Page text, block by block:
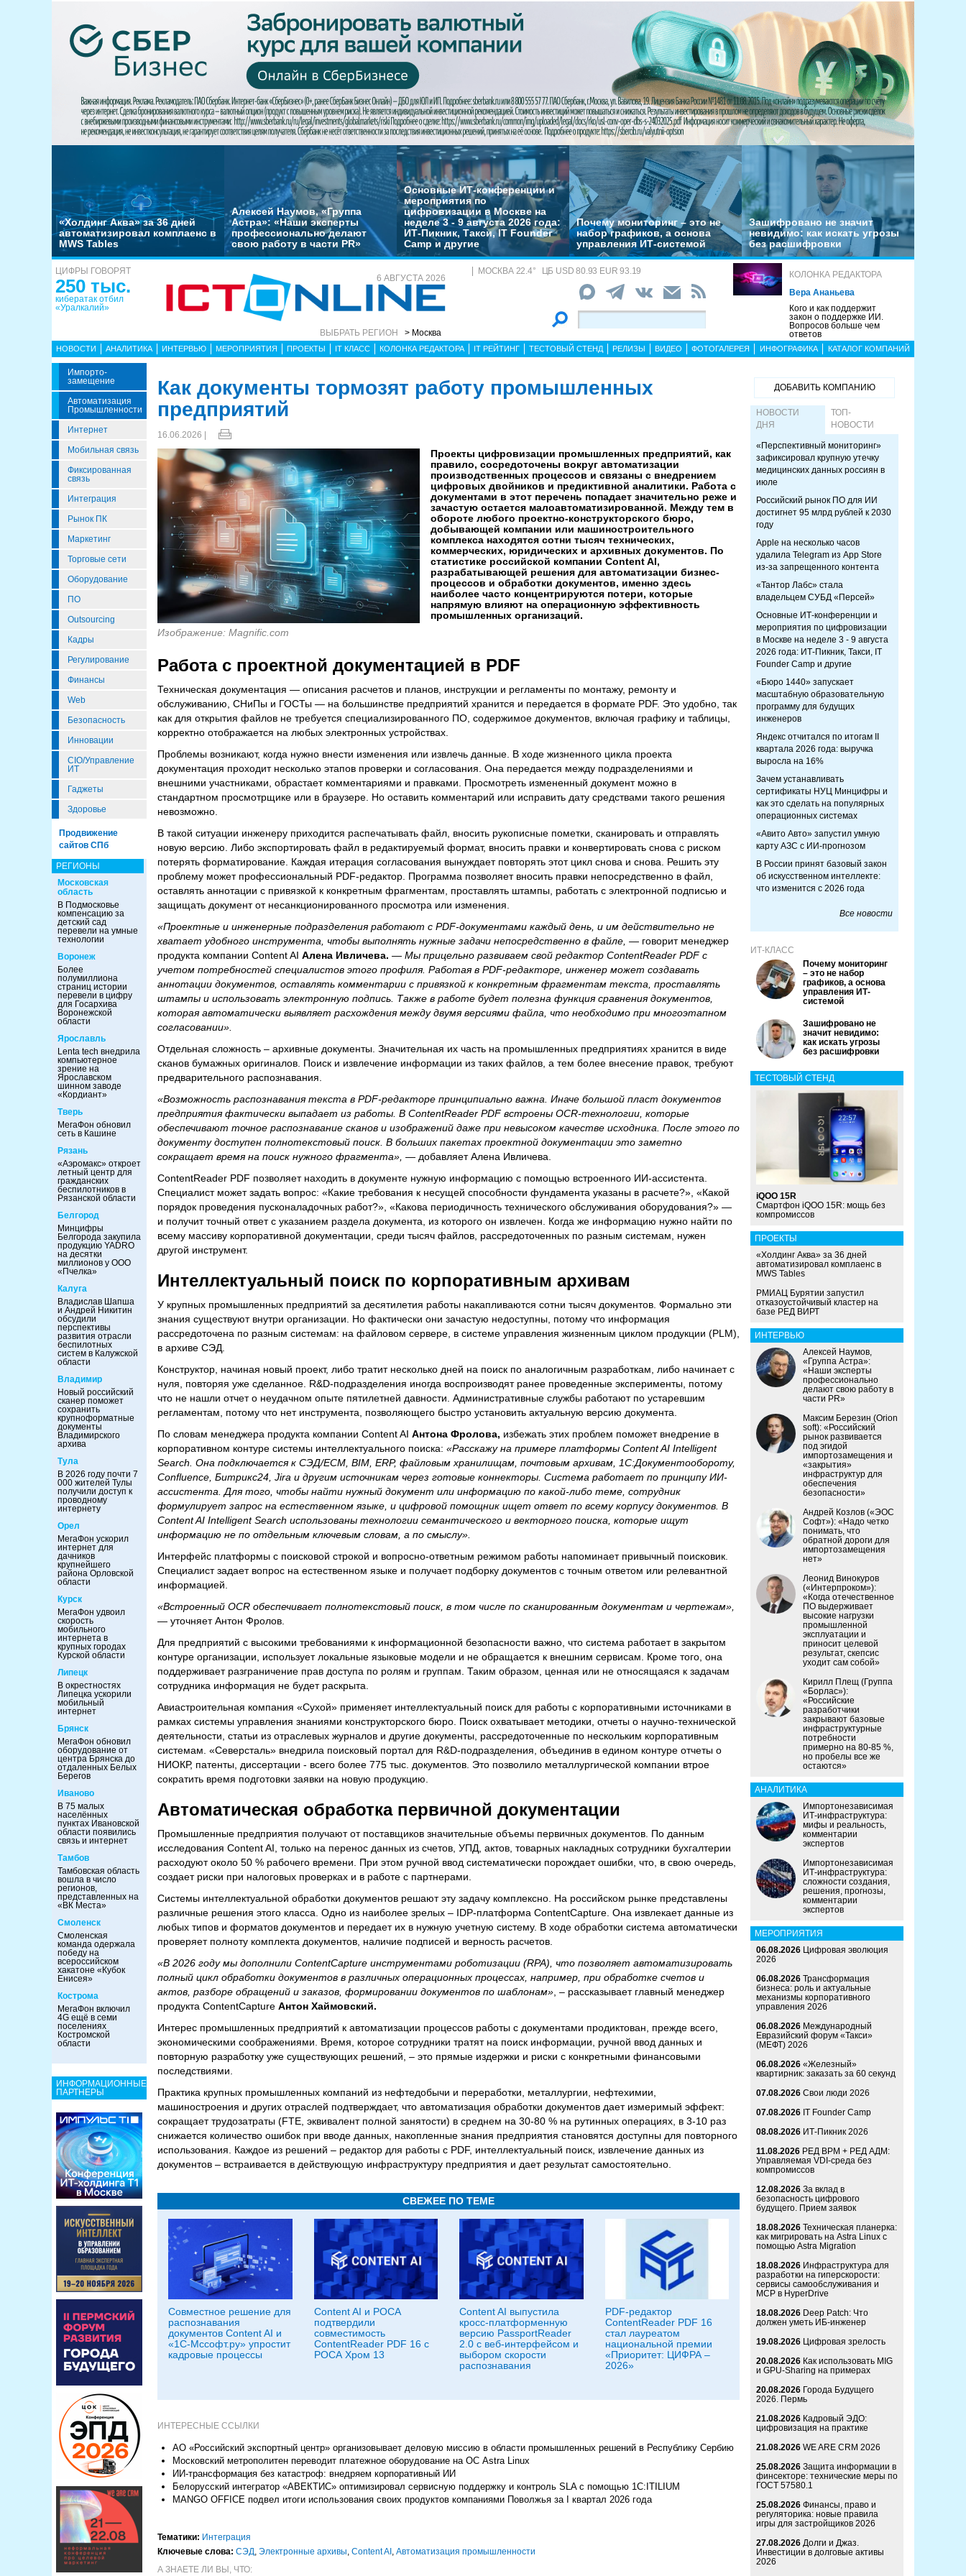
«Холдинг Аква» за 36 дней
автоматизировал комплаенс в
MWS Tables
Алексей Наумов, «Группа
Астра»: «Наши эксперты
профессионально делают
свою работу в части PR»
Основные ИТ-конференции и
мероприятия по
цифровизации в Москве на
неделе 3 - 9 августа 2026 года:
ИТ-Пикник, Такси, IT Founder
Camp и другие
Почему мониторинг – это не
набор графиков, а основа
управления ИТ-системой
Зашифровано не значит
невидимо: как искать угрозы
без расшифровки
ЦИФРЫ ГОВОРЯТ
250 тыс.
кибератак отбил
«Уралкалий»
6 АВГУСТА 2026
ВЫБРАТЬ РЕГИОН > Москва
МОСКВА 22.4° ЦБ USD 80.93 EUR 93.19
КОЛОНКА РЕДАКТОРА
Вера Ананьева
Кого и как поддержит
закон о поддержке ИИ.
Вопросов больше чем
ответов
НОВОСТИ АНАЛИТИКА ИНТЕРВЬЮ МЕРОПРИЯТИЯ ПРОЕКТЫ IT КЛАСС КОЛОНКА РЕДАКТОРА IT РЕЙТИНГ ТЕСТОВЫЙ СТЕНД РЕЛИЗЫ ВИДЕО ФОТОГАЛЕРЕЯ ИНФОГРАФИКА КАТАЛОГ КОМПАНИЙ
Импорто­
Замещение
Автоматизация
Промышленности
Интернет
Мобильная связь
Фиксированная
связь
Интеграция
Рынок ПК
Маркетинг
Торговые сети
Оборудование
ПО
Outsourcing
Кадры
Регулирование
Финансы
Web
Безопасность
Инновации
CIO/Управление
ИТ
Гаджеты
Здоровье
Продвижение
сайтов СПб
РЕГИОНЫ
Московская
область
В Подмосковье
компенсацию за
детский сад
перевели на умные
технологии
Воронеж
Более
полумиллиона
страниц истории
перевели в цифру
для Госархива
Воронежской
области
Ярославль
Lenta tech внедрила
компьютерное
зрение на
Ярославском
шинном заводе
«Кордиант»
Тверь
МегаФон обновил
сеть в Кашине
Рязань
«Аэромакс» откроет
летный центр для
гражданских
беспилотников в
Рязанской области
Белгород
Минцифры
Белгорода закупила
продукцию YADRO
на десятки
миллионов у ООО
«Пчелка»
Калуга
Владислав Шапша
и Андрей Никитин
обсудили
перспективы
развития отрасли
беспилотных
систем в Калужской
области
Владимир
Новый российский
сканер поможет
сохранить
крупноформатные
документы
Владимирского
архива
Тула
В 2026 году почти 7
000 жителей Тулы
получили доступ к
проводному
интернету
Орел
МегаФон ускорил
интернет для
дачников
крупнейшего
района Орловской
области
Курск
МегаФон удвоил
скорость
мобильного
интернета в
крупных городах
Курской области
Липецк
В окрестностях
Липецка ускорили
мобильный
интернет
Брянск
МегаФон обновил
оборудование от
центра Брянска до
отдаленных Белых
Берегов
Иваново
В 75 малых
населённых
пунктах Ивановской
области появились
связь и интернет
Тамбов
Тамбовская область
вошла в число
регионов,
представленных на
«ВК Места»
Смоленск
Смоленская
команда одержала
победу на
всероссийском
хакатоне «Кубок
Енисея»
Кострома
МегаФон включил
4G ещё в семи
поселениях
Костромской
области
ИНФОРМАЦИОННЫЕ
ПАРТНЕРЫ
Как документы тормозят работу промышленных
предприятий
16.06.2026 |
Изображение: Magnific.com
Проекты цифровизации промышленных предприятий, как
правило, сосредоточены вокруг автоматизации
производственных процессов и связаны с внедрением
цифровых двойников и предиктивной аналитики. Работа с
документами в этот перечень попадает значительно реже и
зачастую остается малоавтоматизированной. Между тем в
обороте любого проектно-конструкторского бюро,
добывающей компании или машиностроительного
комплекса находятся сотни тысяч технических,
коммерческих, юридических и архивных документов. По
статистике российской компании Content AI,
разрабатывающей решения для автоматизации бизнес-
процессов и обработки документов, именно здесь
наиболее часто концентрируются потери, которые
напрямую влияют на операционную эффективность
промышленных организаций.
Работа с проектной документацией в PDF
Техническая документация — описания расчетов и планов, инструкции и регламенты по монтажу, ремонту и
обслуживанию, СНиПы и ГОСТы — на большинстве предприятий хранится и передается в формате PDF. Это удобно, так
как для открытия файлов не требуется специализированного ПО, содержимое документов, включая графику и таблицы,
корректно отображается на любых электронных устройствах.
Проблемы возникают, когда нужно внести изменения или извлечь данные. В ходе жизненного цикла проекта
документация проходит несколько этапов проверки и согласования. Она передается между подразделениями и
внешними участниками, обрастает комментариями и правками. Просмотреть измененный документ можно в
стандартном просмотрщике или в браузере. Но оставить комментарий или исправить дату средствами такого решения
невозможно.
В такой ситуации инженеру приходится распечатывать файл, вносить рукописные пометки, сканировать и отправлять
новую версию. Либо экспортировать файл в редактируемый формат, вносить правки и конвертировать снова с риском
потерять форматирование. Каждая итерация согласования вынуждает повторять этот цикл снова и снова. Решить эту
проблему может профессиональный PDF-редактор. Программа позволяет вносить правки непосредственно в файл,
оставлять аннотации с привязкой к конкретным фрагментам, проставлять штампы, работать с электронной подписью и
защищать документ от несанкционированного просмотра или изменения.
«Проектные и инженерные подразделения работают с PDF-документами каждый день, и им действительно не
хватает удобного инструмента, чтобы выполнять нужные задачи непосредственно в файле, — говорит менеджер
продукта компании Content AI Алена Ивличева. — Мы прицельно развиваем свой редактор ContentReader PDF с
учетом потребностей специалистов этого профиля. Работая в PDF-редакторе, инженер может создавать
аннотации документов, оставлять комментарии с привязкой к конкретным фрагментам текста, проставлять
штампы и использовать электронную подпись. Также в работе будет полезна функция сравнения документов,
которая автоматически выявляет расхождения между двумя версиями файла, что необходимо при многоэтапном
согласовании».
Отдельная сложность – архивные документы. Значительная их часть на промышленных предприятиях хранится в виде
сканов бумажных оригиналов. Поиск и извлечение информации из таких файлов, а тем более внесение правок, требуют
предварительного распознавания.
«Возможность распознавания текста в PDF-редакторе принципиально важна. Иначе большой пласт документов
предприятия фактически выпадает из работы. В ContentReader PDF встроены OCR-технологии, которые
обеспечивают точное распознавание сканов и изображений даже при невысоком качестве исходника. После этого по
документу доступен полнотекстовый поиск. В больших пакетах проектной документации это заметно
сокращает время на поиск нужного фрагмента», — добавляет Алена Ивличева.
ContentReader PDF позволяет находить в документе нужную информацию с помощью встроенного ИИ-ассистента.
Специалист может задать вопрос: «Какие требования к несущей способности фундамента указаны в расчете?», «Какой
порядок проведения пусконаладочных работ?», «Какова периодичность технического обслуживания оборудования?» —
и получит точный ответ с указанием раздела документа, из которого он извлечен. Когда же информацию нужно найти по
всему массиву корпоративной документации, среди тысяч файлов, рассредоточенных по разным системам, нужен
другой инструмент.
Интеллектуальный поиск по корпоративным архивам
У крупных промышленных предприятий за десятилетия работы накапливаются сотни тысяч документов. Формально эти
знания существуют внутри организации. Но фактически они зачастую недоступны, потому что информация
рассредоточена по разным системам: на файловом сервере, в системе управления жизненным циклом продукции (PLM),
в архиве СЭД.
Конструктор, начиная новый проект, либо тратит несколько дней на поиск по аналогичным разработкам, либо начинает с
нуля, повторяя уже сделанное. R&D-подразделения иногда воспроизводят ранее проведенные эксперименты, потому
что не нашли отчет о неудачном опыте пятилетней давности. Административные службы работают по устаревшим
регламентам, потому что нет инструмента, позволяющего быстро установить актуальную версию документа.
По словам менеджера продукта компании Content AI Антона Фролова, избежать этих проблем поможет внедрение в
корпоративном контуре системы интеллектуального поиска: «Расскажу на примере платформы Content AI Intelligent
Search. Она подключается к СЭД/ECM, BIM, ERP, файловым хранилищам, почтовым архивам, 1С:Документообороту,
Confluence, Битрикс24, Jira и другим источникам через готовые коннекторы. Система работает по принципу ИИ-
ассистента. Для того, чтобы найти нужный документ или информацию по какой-либо теме, сотрудник
формулирует запрос на естественном языке, и цифровой помощник ищет ответ по всему корпусу документов. В
Content AI Intelligent Search использованы технологии семантического и векторного поиска, которые ищут
информацию не по отдельным ключевым словам, а по смыслу».
Интерфейс платформы с поисковой строкой и вопросно-ответным режимом работы напоминает привычный поисковик.
Специалист задает вопрос на естественном языке и получает подборку документов с точным ответом или релевантной
информацией.
«Встроенный OCR обеспечивает полнотекстовый поиск, в том числе по сканированным документам и чертежам»,
— уточняет Антон Фролов.
Для предприятий с высокими требованиями к информационной безопасности важно, что система работает в закрытом
контуре организации, использует локальные языковые модели и не обращается к внешним сервисам. Кроме того, она
поддерживает разграничение прав доступа по ролям и группам. Таким образом, ценная или не относящаяся к задачам
сотрудника информация не будет раскрыта.
Авиастроительная компания «Сухой» применяет интеллектуальный поиск для работы с корпоративными источниками в
рамках системы управления знаниями конструкторского бюро. Поиск охватывает методики, отчеты о научно-технической
деятельности, статьи из отраслевых журналов и другие документы, рассредоточенные по нескольким корпоративным
системам. «Северсталь» внедрила поисковый портал для R&D-подразделения, объединив в едином контуре отчеты о
НИОКР, патенты, диссертации - всего более 775 тыс. документов. Это позволило металлургической компании втрое
сократить время подготовки заявки на новую продукцию.
Автоматическая обработка первичной документации
Промышленные предприятия получают от поставщиков значительные объемы первичных документов. По данным
исследования Content AI, только на перенос данных из счетов, УПД, актов, товарных накладных сотрудники бухгалтерии
расходуют около 50 % рабочего времени. При этом ручной ввод систематически порождает ошибки, что, в свою очередь,
создает риски при налоговых проверках и в работе с партнерами.
Системы интеллектуальной обработки документов решают эту задачу комплексно. На российском рынке представлены
различные решения этого класса. Одно из наиболее зрелых – IDP-платформа ContentCapture. Она извлекает данные из
любых типов и форматов документов и передает их в нужную учетную систему. В ходе обработки система автоматически
проверяет полноту комплекта документов, наличие подписей и верность расчетов.
«В 2026 году мы дополнили ContentCapture инструментами роботизации (RPA), что позволяет автоматизировать
полный цикл обработки документов в различных операционных процессах, например, при обработке счетов и
актов, разборе обращений и заказов, формировании документов по шаблонам» , – рассказывает главный менеджер
продукта ContentCapture Антон Хаймовский.
Интерес промышленных предприятий к автоматизации процессов работы с документами продиктован, прежде всего,
экономическими соображениями. Время, которое сотрудники тратят на поиск информации, ручной ввод данных и
повторную разработку уже существующих решений, – это прямые издержки и риски с конкретными финансовыми
последствиями.
Практика крупных промышленных компаний из нефтедобычи и переработки, металлургии, нефтехимии,
машиностроения и других отраслей подтверждает, что автоматизация обработки документов дает измеримый эффект:
сокращает трудозатраты (FTE, эквивалент полной занятости) в среднем на 30-80 % на рутинных операциях, в 3-10 раз
снижается количество ошибок при вводе данных, накопленные знания предприятия становятся доступны для повторного
использования. Каждое из решений – редактор для работы с PDF, интеллектуальный поиск, извлечение данных из
документов – встраивается в действующую инфраструктуру предприятия и дает результат самостоятельно.
СВЕЖЕЕ ПО ТЕМЕ
Совместное решение для
распознавания
документов Content AI и
«1С-Мссофт.ру» упростит
кадровые процессы
Content AI и РОСА
подтвердили
совместимость
ContentReader PDF 16 с
РОСА Хром 13
Content AI выпустила
кросс-платформенную
версию PassportReader
2.0 с веб-интерфейсом и
выбором скорости
распознавания
PDF-редактор
ContentReader PDF 16
стал лауреатом
национальной премии
«Приоритет: ЦИФРА –
2026»
ИНТЕРЕСНЫЕ ССЫЛКИ
АО «Российский экспортный центр» организовывает деловую миссию в области промышленных решений в Республику Сербию
Московский метрополитен переводит платежное оборудование на ОС Astra Linux
ИИ-трансформация без катастроф: внедряем корпоративный ИИ
Белорусский интегратор «АВЕКТИС» оптимизировал сервисную поддержку и контроль SLA с помощью 1С:ITILIUM
MANGO OFFICE подвел итоги использования своих продуктов компаниями Поволжья за I квартал 2026 года
Тематики: Интеграция
Ключевые слова: СЭД, Электронные архивы, Content AI, Автоматизация промышленности
А ЗНАЕТЕ ЛИ ВЫ, ЧТО:
ДОБАВИТЬ КОМПАНИЮ
НОВОСТИ
ДНЯ
ТОП-
НОВОСТИ
«Перспективный мониторинг»
зафиксировал крупную утечку
медицинских данных россиян в
июле
Российский рынок ПО для ИИ
достигнет 95 млрд рублей к 2030
году
Apple на несколько часов
удалила Telegram из App Store
из-за запрещенного контента
«Тантор Лабс» стала
владельцем СУБД «Персей»
Основные ИТ-конференции и
мероприятия по цифровизации
в Москве на неделе 3 - 9 августа
2026 года: ИТ-Пикник, Такси, IT
Founder Camp и другие
«Бюро 1440» запускает
масштабную образовательную
программу для будущих
инженеров
Яндекс отчитался по итогам II
квартала 2026 года: выручка
выросла на 16%
Зачем устанавливать
сертификаты НУЦ Минцифры и
как это сделать на популярных
операционных системах
«Авито Авто» запустил умную
карту АЗС с ИИ-прогнозом
В России принят базовый закон
об искусственном интеллекте:
что изменится с 2026 года
Все новости
ИТ-КЛАСС
Почему мониторинг
– это не набор
графиков, а основа
управления ИТ-
системой
Зашифровано не
значит невидимо:
как искать угрозы
без расшифровки
ТЕСТОВЫЙ СТЕНД
iQOO 15R
Смартфон iQOO 15R: мощь без
компромиссов
ПРОЕКТЫ
«Холдинг Аква» за 36 дней
автоматизировал комплаенс в
MWS Tables
РМИАЦ Бурятии запустил
отказоустойчивый кластер на
базе РЕД ВИРТ
ИНТЕРВЬЮ
Алексей Наумов,
«Группа Астра»:
«Наши эксперты
профессионально
делают свою работу в
части PR»
Максим Березин (Orion
soft): «Российский
рынок развивается
под эгидой
импортозамещения и
«закрытия»
инфраструктур для
обеспечения
безопасности»
Андрей Козлов («ЭОС
Софт»): «Надо четко
понимать, что
обратной дороги для
импортозамещения
нет»
Леонид Винокуров
(«Интерпроком»):
«Когда отечественное
ПО выдерживает
высокие нагрузки
промышленной
эксплуатации и
приносит целевой
результат, скепсис
уходит сам собой»
Кирилл Плещ (Группа
«Борлас»):
«Российские
разработчики
закрывают базовые
инфраструктурные
потребности
примерно на 80-85 %,
но пробелы все же
остаются»
АНАЛИТИКА
Импортонезависимая
ИТ-инфраструктура:
мифы и реальность,
комментарии
экспертов
Импортонезависимая
ИТ-инфраструктура:
сложности создания,
решения, прогнозы,
комментарии
экспертов
МЕРОПРИЯТИЯ
06.08.2026 Цифровая эволюция
2026
06.08.2026 Трансформация
бизнеса: роль и актуальные
механизмы корпоративного
управления 2026
06.08.2026 Международный
Евразийский форум «Такси»
(МЕФТ) 2026
06.08.2026 «Железный»
квартирник: заказать за 60 секунд
07.08.2026 Свои люди 2026
07.08.2026 IT Founder Camp
08.08.2026 ИТ-Пикник 2026
11.08.2026 РЕД ВРМ + РЕД АДМ:
Управляемая VDI-среда без
компромиссов
12.08.2026 За вклад в
безопасность цифрового
будущего. Прием заявок
18.08.2026 Техническая планерка:
как мигрировать на Astra Linux с
помощью Astra Migration
18.08.2026 Инфраструктура для
разработки на гиперскорости:
сервисы самообслуживания и
MCP в HyperDrive
18.08.2026 Deep Patch: Что
должен уметь ИБ-инженер
19.08.2026 Цифровая зрелость
20.08.2026 Как использовать MIG
и GPU-Sharing на примерах
20.08.2026 Города Будущего
2026. Пермь
21.08.2026 Кадровый ЭДО:
цифровизация на практике
21.08.2026 WE ARE CRM 2026
25.08.2026 Защита информации в
финсекторе: технические меры по
ГОСТ 57580.1
25.08.2026 Финансы, право и
регуляторика: новые правила
игры для застройщиков 2026
27.08.2026 Долги и Джаз.
Инвестиции в долговые активы
2026